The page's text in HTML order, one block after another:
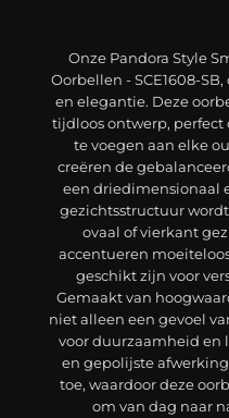
Onze Pandora Style
Oorbellen - SCE1608-
en elegantie. Deze
tijdloos ontwerp,
te voegen aan elke
creëren de
een driedimensionaal
gezichtsstructuur
ovaal of vierkant
accentueren
geschikt zijn voor
Gemaakt van
niet alleen een gevoel
voor duurzaamheid en
en gepolijste
toe, waardoor deze
om van dag naar